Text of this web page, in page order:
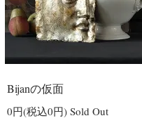
Bijanの仮面
0円(税込0円) Sold Out